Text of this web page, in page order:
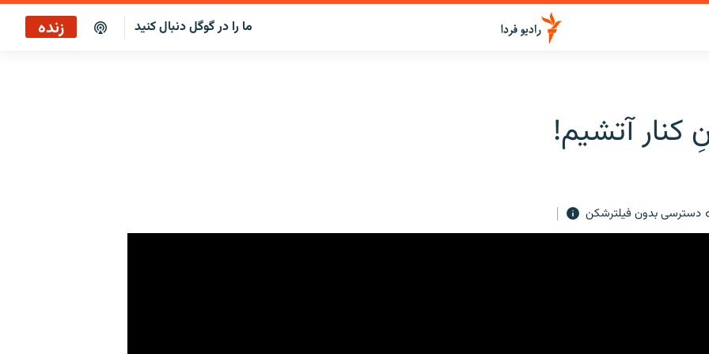
ما را در گوگل دنبال کنید زنده
کنار آتشیم!
دسترسی بدون فیلترشکن